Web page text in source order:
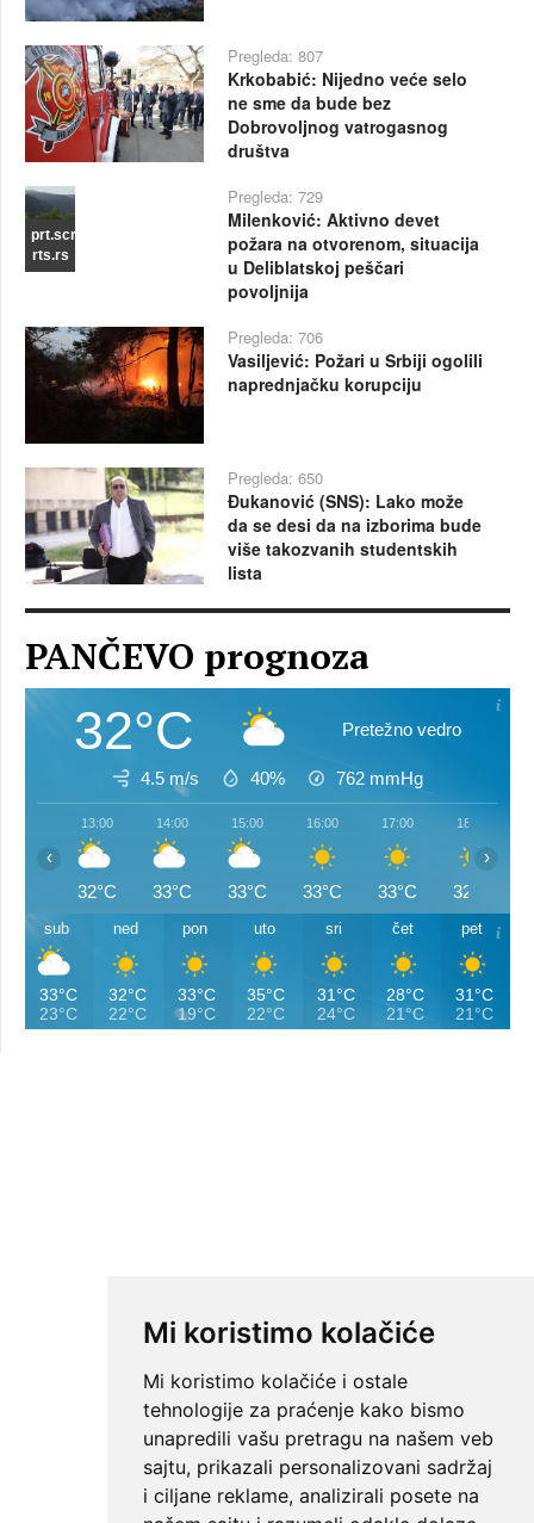
Mi koristimo kolačiće
Mi koristimo kolačiće i ostale
tehnologije za praćenje kako bismo
unapredili vašu pretragu na našem veb
sajtu, prikazali personalizovani sadržaj
i ciljane reklame, analizirali posete na
Pregleda: 807
Krkobabić: Nijedno veće selo
ne sme da bude bez
Dobrovoljnog vatrogasnog
društva
prt.scr
rts.rs
Pregleda: 729
Milenković: Aktivno devet
požara na otvorenom, situacija
u Deliblatskoj peščari
povoljnija
Pregleda: 706
Vasiljević: Požari u Srbiji ogolili
naprednjačku korupciju
Pregleda: 650
Đukanović (SNS): Lako može
da se desi da na izborima bude
više takozvanih studentskih
lista
PANČEVO prognoza
32°C Pretežno vedro
4.5 m/s 40% 762 mmHg
13:00
32°C
14:00
33°C
15:00
33°C
16:00
33°C
17:00
33°C
18:00
32°C
‹ ›
sub
33°C
23°C
ned
32°C
22°C
pon
33°C
19°C
uto
35°C
22°C
sri
31°C
24°C
čet
28°C
21°C
pet
31°C
21°C